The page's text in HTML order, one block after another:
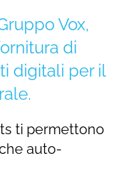
Vox,
di
digitali per il
ti permettono
auto-